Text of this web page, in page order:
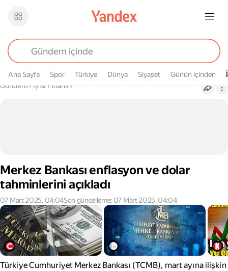
Ana Sayfa Spor Türkiye Dünya Siyaset Günün içinden
Buradasın
Gündem› İş & Finans›
Merkez Bankası enflasyon ve dolar
tahminlerini açıkladı
07 Mart 2025, 04:04Son güncelleme: 07 Mart 2025, 04:04
Türkiye Cumhuriyet Merkez Bankası (TCMB), mart ayına ilişkin